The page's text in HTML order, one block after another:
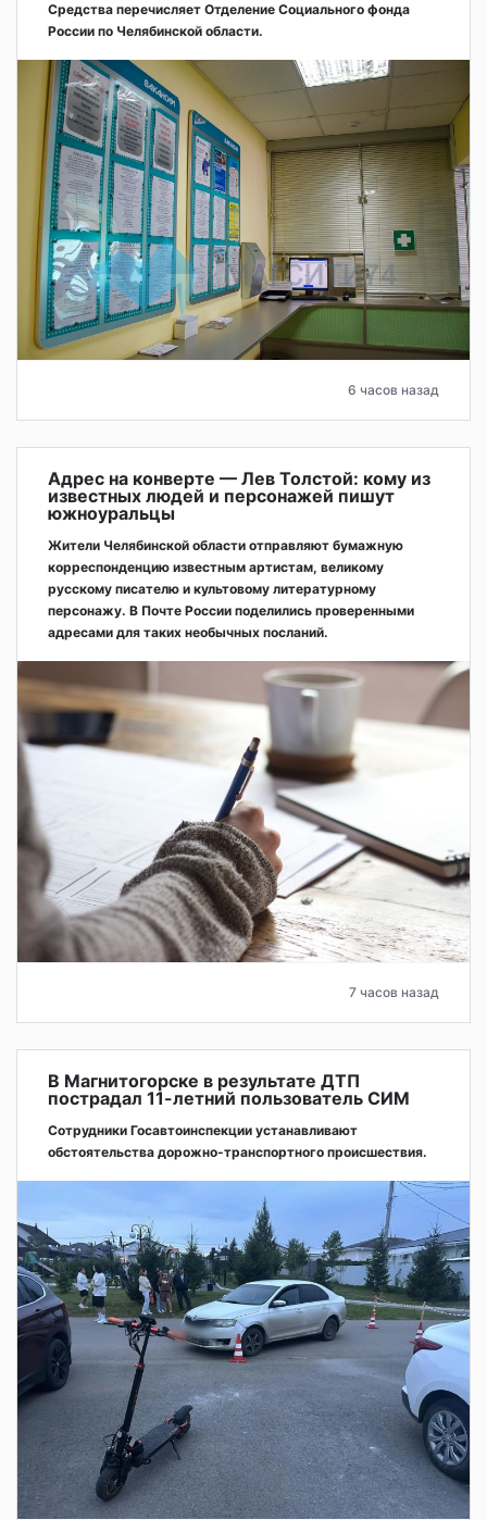
Средства перечисляет Отделение Социального фонда
России по Челябинской области.
6 часов назад
Адрес на конверте — Лев Толстой: кому из
известных людей и персонажей пишут
южноуральцы
Жители Челябинской области отправляют бумажную
корреспонденцию известным артистам, великому
русскому писателю и культовому литературному
персонажу. В Почте России поделились проверенными
адресами для таких необычных посланий.
7 часов назад
В Магнитогорске в результате ДТП
пострадал 11-летний пользователь СИМ
Сотрудники Госавтоинспекции устанавливают
обстоятельства дорожно-транспортного происшествия.